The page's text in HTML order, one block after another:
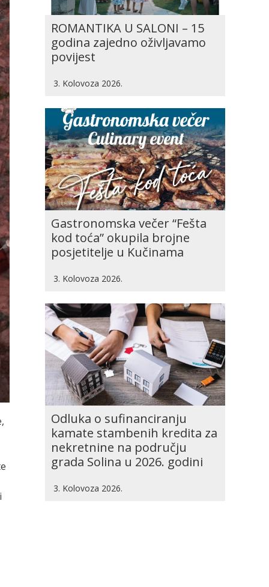
ROMANTIKA U SALONI – 15
godina zajedno oživljavamo
povijest
3. Kolovoza 2026.
Gastronomska večer “Fešta
kod toća” okupila brojne
posjetitelje u Kučinama
3. Kolovoza 2026.
Odluka o sufinanciranju
kamate stambenih kredita za
nekretnine na području
grada Solina u 2026. godini
3. Kolovoza 2026.